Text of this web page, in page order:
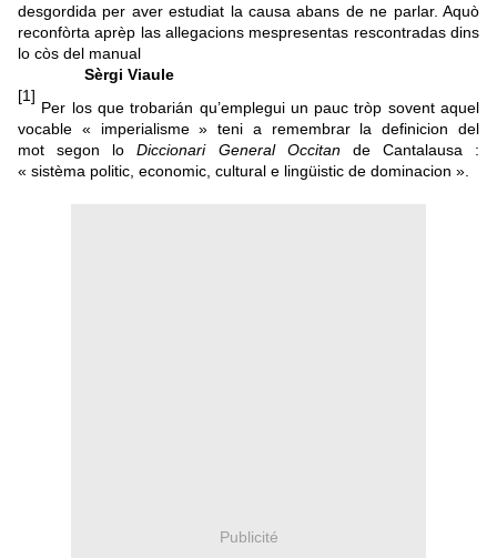
desgordida per aver estudiat la causa abans de ne parlar. Aquò
reconfòrta aprèp las allegacions mespresentas rescontradas dins
lo còs del manual
Sèrgi Viaule
[1]
Per los que trobarián qu’emplegui un pauc tròp sovent aquel
vocable « imperialisme » teni a remembrar la definicion del
mot segon loDiccionari General Occitande Cantalausa :
« sistèma politic, economic, cultural e lingüistic de dominacion ».
Publicité